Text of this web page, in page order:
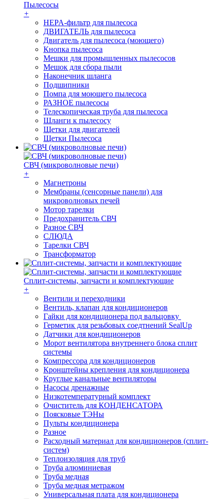
Пылесосы
+
HEPA-фильтр для пылесоса
ДВИГАТЕЛЬ для пылесоса
Двигатель для пылесоса (моющего)
Кнопка пылесоса
Мешки для промышленных пылесосов
Мешок для сбора пыли
Наконечник шланга
Подшипники
Помпа для моющего пылесоса
РАЗНОЕ пылесосы
Телескопическая труба для пылесоса
Шланги к пылесосу
Щетки для двигателей
Щетки Пылесоса
СВЧ (микроволновые печи)
+
Магнетроны
Мембраны (сенсорные панели) для
микроволновых печей
Мотор тарелки
Предохранитель СВЧ
Разное СВЧ
СЛЮДА
Тарелки СВЧ
Трансформатор
Сплит-системы, запчасти и комплектующие
+
Вентили и переходники
Вентиль, клапан для кондиционеров
Гайки для кондиционера под вальцовку
Герметик для резьбовых соедтнений SealUp
Датчики для кондиционеров
Морот вентилятора внутреннего блока сплит
системы
Компрессора для кондиционеров
Кронштейны крепления для кондиционера
Круглые канальные вентиляторы
Насосы дренажные
Низкотемпературный комплект
Очиститель для КОНДЕНСАТОРА
Поясковые ТЭНы
Пульты кондиционера
Разное
Расходный материал для кондиционеров (сплит-
систем)
Теплоизоляция для труб
Труба алюминиевая
Труба медная
Труба медная метражом
Универсальная плата для кондиционера